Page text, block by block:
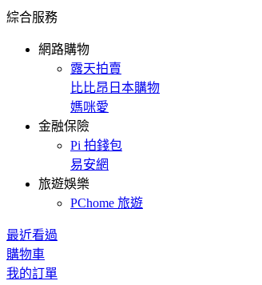
綜合服務
網路購物
露天拍賣
比比昂日本購物
媽咪愛
金融保險
Pi 拍錢包
易安網
旅遊娛樂
PChome 旅遊
最近看過
購物車
我的訂單